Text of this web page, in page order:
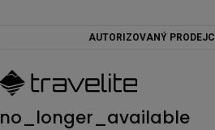
AUTORIZOVANÝ
no_longer_available